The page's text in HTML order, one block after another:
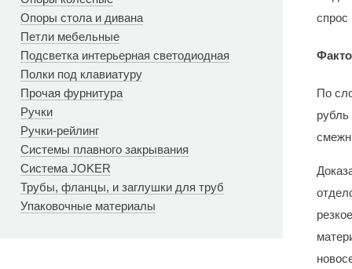
Опоры стола и дивана
Петли мебельные
Подсветка интерьерная светодиодная
Полки под клавиатуру
Прочая фурнитура
Ручки
Ручки-рейлинг
Системы плавного закрывания
Система JOKER
Трубы, фланцы, и заглушки для труб
Упаковочные материалы
По